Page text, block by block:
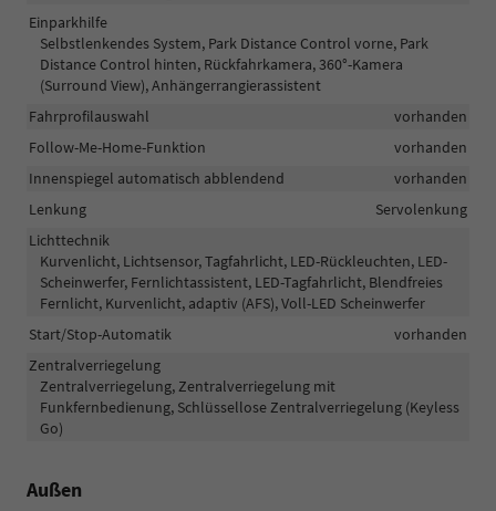
Einparkhilfe
Selbstlenkendes System, Park Distance Control vorne, Park
Distance Control hinten, Rückfahrkamera, 360°-Kamera
(Surround View), Anhängerrangierassistent
Fahrprofilauswahl
vorhanden
Follow-Me-Home-Funktion
vorhanden
Innenspiegel automatisch abblendend
vorhanden
Lenkung
Servolenkung
Lichttechnik
Kurvenlicht, Lichtsensor, Tagfahrlicht, LED-Rückleuchten, LED-
Scheinwerfer, Fernlichtassistent, LED-Tagfahrlicht, Blendfreies
Fernlicht, Kurvenlicht, adaptiv (AFS), Voll-LED Scheinwerfer
Start/Stop-Automatik
vorhanden
Zentralverriegelung
Zentralverriegelung, Zentralverriegelung mit
Funkfernbedienung, Schlüssellose Zentralverriegelung (Keyless
Go)
Außen